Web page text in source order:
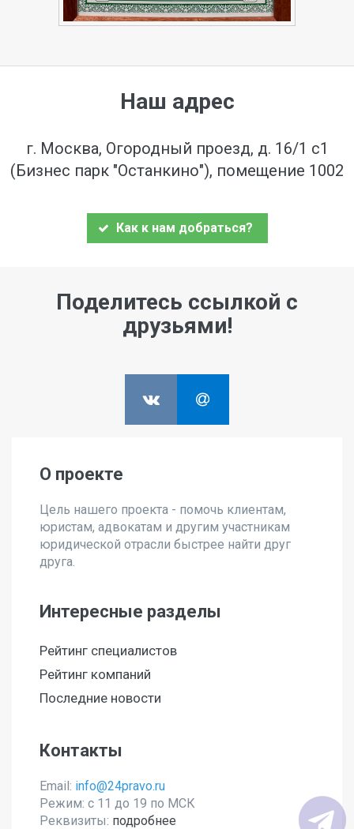
Наш адрес
г. Москва, Огородный проезд, д. 16/1 с1
(Бизнес парк "Останкино"), помещение 1002
Как к нам добраться?
Поделитесь ссылкой с
друзьями!
О проекте
Цель нашего проекта - помочь клиентам,
юристам, адвокатам и другим участникам
юридической отрасли быстрее найти друг
друга.
Интересные разделы
Рейтинг специалистов
Рейтинг компаний
Последние новости
Контакты
Email: info@24pravo.ru
Режим: с 11 до 19 по МСК
Реквизиты: подробнее